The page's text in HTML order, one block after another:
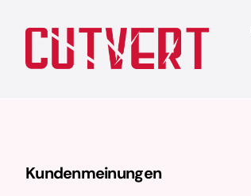
Inhalt
springen
Kundenmeinungen